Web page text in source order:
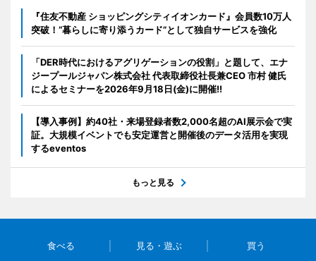
『住友不動産 ショッピングシティイオンカード』会員数10万人
突破！“暮らしに寄り添うカード”として独自サービスを強化
「DER時代におけるアグリゲーションの役割」と題して、エナ
ジープールジャパン株式会社 代表取締役社長兼CEO 市村 健氏
によるセミナーを2026年9月18日(金)に開催!!
【導入事例】約40社・来場登録者数2,000名超のAI展示会で実
証。大規模イベントでも安定運営と開催後のデータ活用を実現
するeventos
もっと見る
食べる 見る・遊ぶ 買う